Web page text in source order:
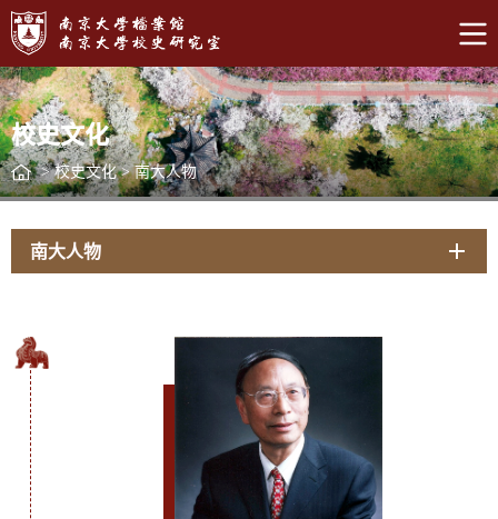
校史文化
> 校史文化 > 南大人物
南大人物